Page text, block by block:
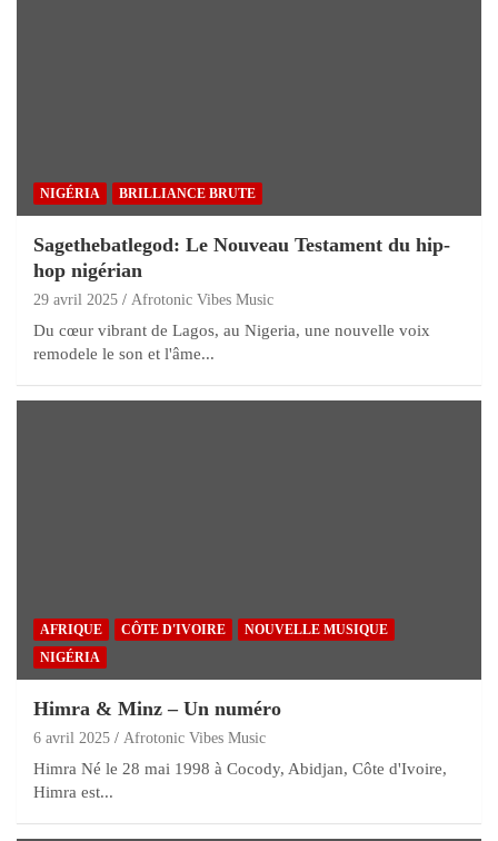
NIGÉRIA BRILLIANCE BRUTE
Sagethebatlegod: Le Nouveau Testament du hip-
hop nigérian
29 avril 2025 Afrotonic Vibes Music
Du cœur vibrant de Lagos, au Nigeria, une nouvelle voix
remodele le son et l'âme...
AFRIQUE CÔTE D'IVOIRE
NOUVELLE MUSIQUE
NIGÉRIA
Himra & Minz – Un numéro
6 avril 2025 Afrotonic Vibes Music
Himra Né le 28 mai 1998 à Cocody, Abidjan, Côte d'Ivoire,
Himra est...